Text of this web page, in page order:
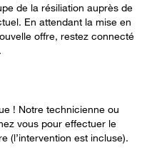
de la résiliation auprès de
En attendant la mise en
offre, restez connecté
! Notre technicienne ou
vous pour effectuer le
(l’intervention est incluse).